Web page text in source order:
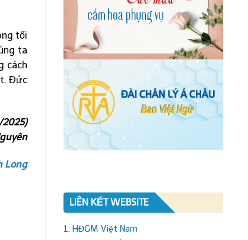
tối
ta
cách
Đức
Long
LIÊN KẾT WEBSITE
1. HĐGM Việt Nam